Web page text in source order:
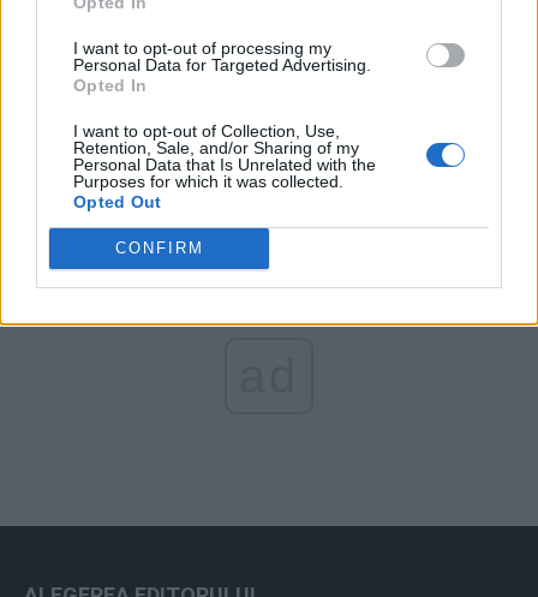
I want to opt-out of processing my
Personal Data for Targeted Advertising.
Opted In
I want to opt-out of Collection, Use,
Retention, Sale, and/or Sharing of my
Personal Data that Is Unrelated with the
Purposes for which it was collected.
Opted Out
CONFIRM
Arată rezultatele